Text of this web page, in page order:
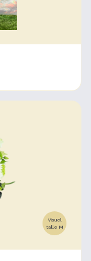
Visuel
taille M